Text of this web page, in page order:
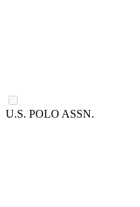
U.S. POLO ASSN.